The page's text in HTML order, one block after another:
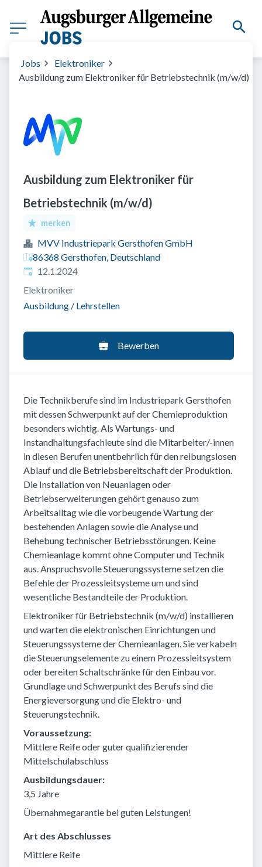
Jobs
Elektroniker
Ausbildung zum Elektroniker für Betriebstechnik (m/w/d)
Ausbildung zum Elektroniker für
Betriebstechnik (m/w/d)
merken
MVV Industriepark Gersthofen GmbH
86368 Gersthofen, Deutschland
Veröffentlicht
12.1.2024
Elektroniker
Ausbildung / Lehrstellen
Bewerben
Die Technikberufe sind im Industriepark Gersthofen
mit dessen Schwerpunkt auf der Chemieproduktion
besonders wichtig. Als Wartungs- und
Instandhaltungsfachleute sind die Mitarbeiter/-innen
in diesen Berufen unentbehrlich für den reibungslosen
Ablauf und die Betriebsbereitschaft der Produktion.
Die Installation von Neuanlagen oder
Betriebserweiterungen gehört genauso zum
Arbeitsalltag wie die vorbeugende Wartung der
bestehenden Anlagen sowie die Analyse und
Behebung technischer Betriebsstörungen. Keine
Chemieanlage kommt ohne Computer und Technik
aus. Anspruchsvolle Steuerungssysteme setzen die
Befehle der Prozessleitsysteme um und sind
wesentliche Bestandteile der Produktion.
Elektroniker für Betriebstechnik (m/w/d) installieren
und warten die elektronischen Einrichtungen und
Steuerungssysteme der Chemieanlagen. Sie verkabeln
die Steuerungselemente zu einem Prozessleitsystem
oder bereiten Schaltschränke für den Einbau vor.
Grundlage und Schwerpunkt des Berufs sind die
Energieversorgung und die Elektro- und
Steuerungstechnik.
Voraussetzung:
Mittlere Reife oder guter qualifizierender
Mittelschulabschluss
Ausbildungsdauer:
3,5 Jahre
Übernahmegarantie bei guten Leistungen!
Art des Abschlusses
Mittlere Reife